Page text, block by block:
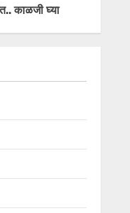
काळजी घ्या